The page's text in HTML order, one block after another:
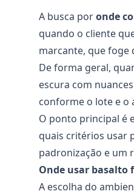
A busca poronde
quando o cliente
marcante, que foge
De forma geral,
escura com
conforme o lote e o
O ponto principal é
quais critérios usar
padronização e um
Onde usar basalto
A escolha do